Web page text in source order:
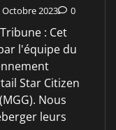
Octobre 2023 0
: Cet
l'équipe du
Star Citizen
Nous
leurs